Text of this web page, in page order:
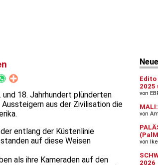
18. Jahrhundert plünderten
aus der Zivilisation die
entlang der Küstenlinie
auf diese Weisen
als ihre Kameraden auf den